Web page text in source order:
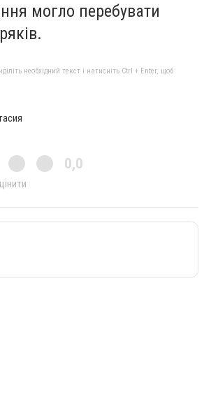
могло перебувати
необхідний текст і натисніть Ctrl + Enter, щоб
0,0